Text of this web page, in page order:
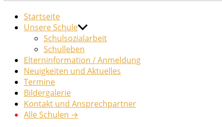
HausdorfStartseite
Unsere Schule
Schulsozialarbeit
Schulleben
Elterninformation / Anmeldung
Neuigkeiten und Aktuelles
Termine
Bildergalerie
Kontakt und Ansprechpartner
Alle Schulen →